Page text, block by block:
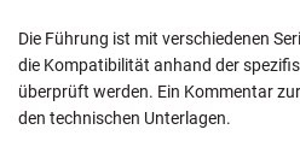
Die Führung ist mit verschiedenen
die Kompatibilität anhand der
überprüft werden. Ein Kommentar
den technischen Unterlagen.